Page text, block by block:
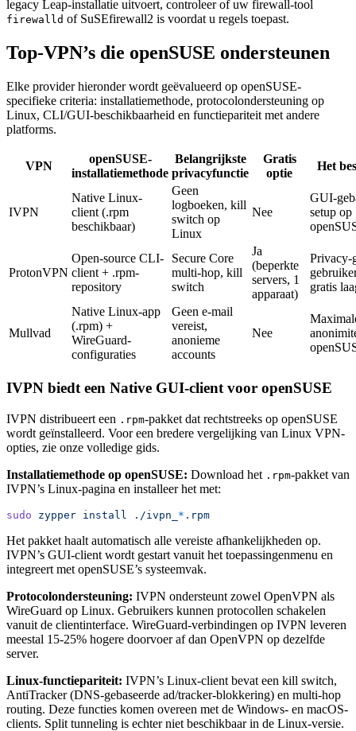
legacy Leap-installatie uitvoert, controleer of uw firewall-tool
firewalld of SuSEfirewall2 is voordat u regels toepast.
Top-VPN’s die openSUSE ondersteunen
Elke provider hieronder wordt geëvalueerd op openSUSE-
specifieke criteria: installatiemethode, protocolondersteuning op
Linux, CLI/GUI-beschikbaarheid en functiepariteit met andere
platforms.
VPN
openSUSE-
installatiemethode
Belangrijkste
privacyfunctie
Gratis
optie
Het
IVPN
Native Linux-
client (.rpm
beschikbaar)
Geen
logboeken, kill
switch op
Linux
Nee
GUI-
setup op
ProtonVPN
Open-source CLI-
client + .rpm-
repository
Secure Core
multi-hop, kill
switch
Ja
(beperkte
servers, 1
apparaat)
Privacy-
gratis
Mullvad
Native Linux-app
(.rpm) +
WireGuard-
configuraties
Geen e-mail
vereist,
anonieme
accounts
Nee
IVPN biedt een Native GUI-client voor openSUSE
IVPN distribueert een .rpm-pakket dat rechtstreeks op openSUSE
wordt geïnstalleerd. Voor een bredere vergelijking van Linux VPN-
opties, zie onze volledige gids.
Installatiemethode op openSUSE: Download het .rpm-pakket van
IVPN’s Linux-pagina en installeer het met:
sudo zypper install ./ivpn_ * .rpm
Het pakket haalt automatisch alle vereiste afhankelijkheden op.
IVPN’s GUI-client wordt gestart vanuit het toepassingenmenu en
integreert met openSUSE’s systeemvak.
Protocolondersteuning: IVPN ondersteunt zowel OpenVPN als
WireGuard op Linux. Gebruikers kunnen protocollen schakelen
vanuit de clientinterface. WireGuard-verbindingen op IVPN leveren
meestal 15-25% hogere doorvoer af dan OpenVPN op dezelfde
server.
Linux-functiepariteit: IVPN’s Linux-client bevat een kill switch,
AntiTracker (DNS-gebaseerde ad/tracker-blokkering) en multi-hop
routing. Deze functies komen overeen met de Windows- en macOS-
clients. Split tunneling is echter niet beschikbaar in de Linux-versie.